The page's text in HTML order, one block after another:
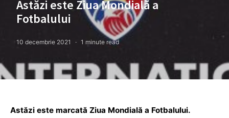
Astăzi este Ziua Mondială a
Fotbalului
10 decembrie 2021 1 minute read
Astăzi este marcată Ziua Mondială a Fotbalului.